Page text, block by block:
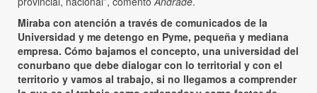
Miraba con atención a través de comunicados de la
Universidad y me detengo en Pyme, pequeña y mediana
empresa. Cómo bajamos el concepto, una universidad del
conurbano que debe dialogar con lo territorial y con el
territorio y vamos al trabajo, si no llegamos a comprender